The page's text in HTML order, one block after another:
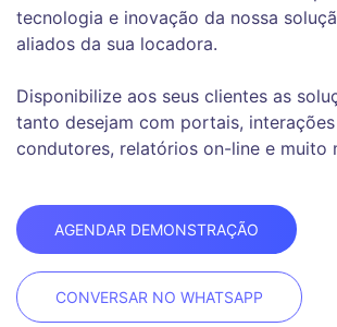
tecnologia e inovação da nossa
aliados da sua locadora.
Disponibilize aos seus clientes as
tanto desejam com portais,
condutores, relatórios on-line e muito
AGENDAR DEMONSTRAÇÃO
CONVERSAR NO WHATSAPP